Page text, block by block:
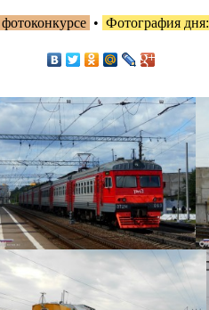
• Фотография дня: